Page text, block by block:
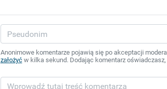
Anonimowe komentarze pojawią się po akceptacji
założyćw kilka sekund. Dodając komentarz